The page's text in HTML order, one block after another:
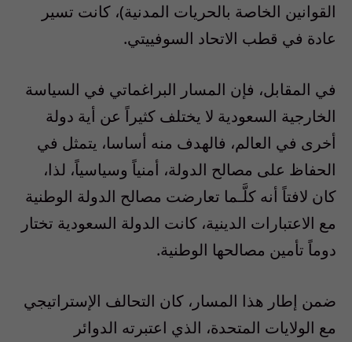
القوانين الخاصة بالحريات المدنية)، كانت تسير
عادة في قطب الاتحاد السوفييتي.
في المقابل، فإن المسار البراغماتي في السياسة
الخارجية السعودية لا يختلف كثيراً عن أية دولة
أخرى في العالم، فالهدف منه أساسا، يتمثل في
الحفاظ على مصالح الدولة، أمنياً وسياسياً، لذا،
كان لافتاً أنه كلَّـما تعارضت مصالح الدولة الوطنية
مع الاعتبارات الدينية، كانت الدولة السعودية تختار
دوماً تأمين مصالحها الوطنية.
ضمن إطار هذا المسار، كان التحالف الإستراتيجي
مع الولايات المتحدة، الذي اعتبرته الدوائر